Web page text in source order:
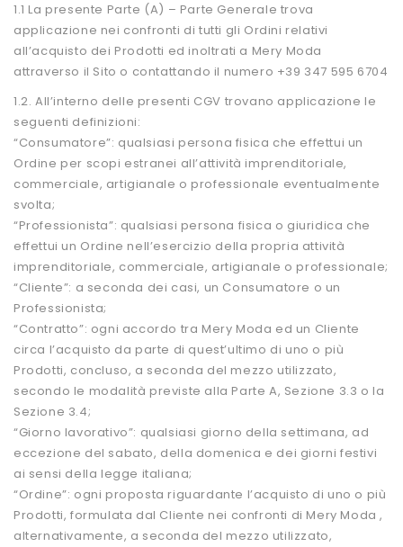
1.1 La presente Parte (A) – Parte Generale trova
applicazione nei confronti di tutti gli Ordini relativi
all’acquisto dei Prodotti ed inoltrati a Mery Moda
attraverso il Sito o contattando il numero +39 347 595 6704
1.2. All’interno delle presenti CGV trovano applicazione le
seguenti definizioni:
“Consumatore”: qualsiasi persona fisica che effettui un
Ordine per scopi estranei all’attività imprenditoriale,
commerciale, artigianale o professionale eventualmente
svolta;
“Professionista”: qualsiasi persona fisica o giuridica che
effettui un Ordine nell’esercizio della propria attività
imprenditoriale, commerciale, artigianale o professionale;
“Cliente”: a seconda dei casi, un Consumatore o un
Professionista;
“Contratto”: ogni accordo tra Mery Moda ed un Cliente
circa l’acquisto da parte di quest’ultimo di uno o più
Prodotti, concluso, a seconda del mezzo utilizzato,
secondo le modalità previste alla Parte A, Sezione 3.3 o la
Sezione 3.4;
“Giorno lavorativo”: qualsiasi giorno della settimana, ad
eccezione del sabato, della domenica e dei giorni festivi
ai sensi della legge italiana;
“Ordine”: ogni proposta riguardante l’acquisto di uno o più
Prodotti, formulata dal Cliente nei confronti di Mery Moda ,
alternativamente, a seconda del mezzo utilizzato,